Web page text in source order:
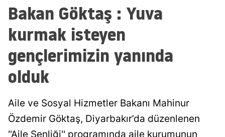
Artvin
Aydın
Bakan Göktaş : Yuva
kurmak isteyen
gençlerimizin yanında
olduk
Aile ve Sosyal Hizmetler Bakanı Mahinur
Özdemir Göktaş, Diyarbakır’da düzenlenen
''Aile Şenliği'' programında aile kurumunun